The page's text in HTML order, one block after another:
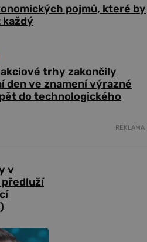
pojmů, které by
každý
trhy zakončily
den ve znamení výrazné
do technologického
REKLAMA
v